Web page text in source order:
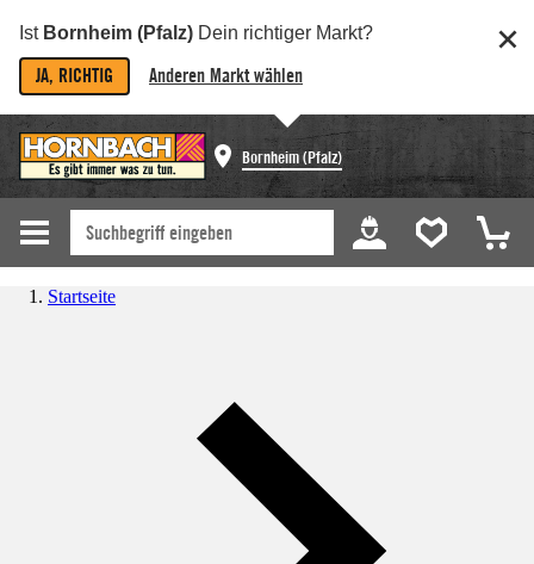
Ist Bornheim (Pfalz) Dein richtiger Markt?
JA, RICHTIG Anderen Markt wählen
Bornheim (Pfalz)
Startseite